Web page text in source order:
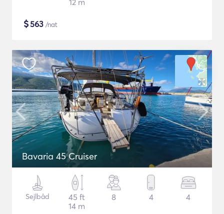
12 m
$563 /nat
Bavaria 45 Cruiser
Sejlbåd
45 ft
14 m
8 4 4